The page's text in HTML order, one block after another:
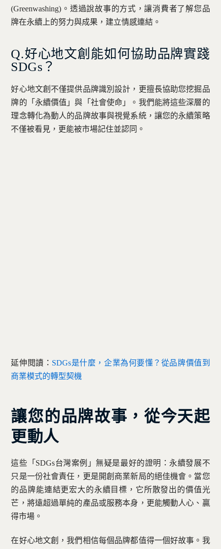
(Greenwashing)。透過說故事的方式，讓消費者了解您品
牌在永續上的努力與成果，建立情感連結。
Q.好心地文創能如何協助品牌實踐
SDGs？
好心地文創不僅提供品牌識別設計，更擅長協助您挖掘品
牌的「永續價值」與「社會使命」。我們能將這些深層的
理念轉化為動人的品牌故事與視覺系統，讓您的永續策略
不僅被看見，更能被市場記住並認同。
延伸閱讀： SDGs是什麼，企業為何要懂？從品牌價值到
商業模式的轉型契機
讓您的品牌故事，從今天起
更動人
這些「SDGs台灣案例」無疑是最好的證明：永續發展不
只是一份社會責任，更是開創商業新局的絕佳機會。當您
的品牌能連結更宏大的永續目標，它所散發出的價值光
芒，將遠超過單純的產品或服務本身，更能觸動人心、贏
得市場。
在好心地文創，我們相信每個品牌都值得一個好故事。我